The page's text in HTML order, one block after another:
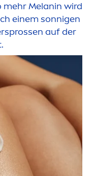
mehr Melanin wird
einem sonnigen
auf der